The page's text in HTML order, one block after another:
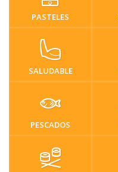
PASTELES
SALUDABLE
PESCADOS